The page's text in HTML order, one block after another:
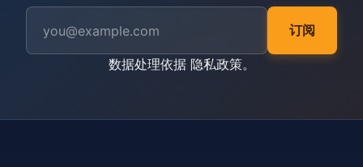
订阅
数据处理依据 隐私政策。